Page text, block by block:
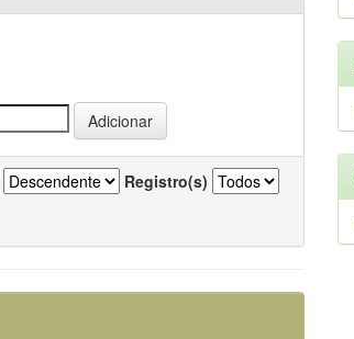
Registro(s)